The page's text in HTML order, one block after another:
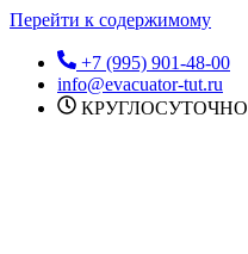
Перейти к содержимому
+7 (995) 901-48-00
info@evacuator-tut.ru
КРУГЛОСУТОЧНО